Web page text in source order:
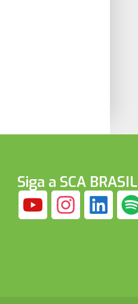
Siga a SCA BRASIL